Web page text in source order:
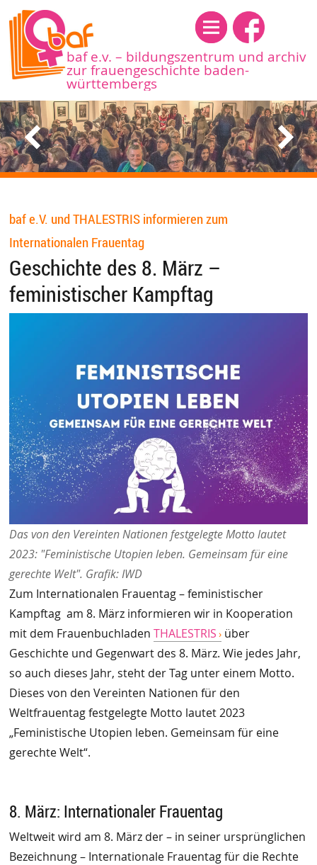
baf e.v. – bildungszentrum und archiv
zur frauengeschichte baden-
württembergs
Menü
baf e.V. und THALESTRIS informieren zum
Internationalen Frauentag
Geschichte des 8. März –
feministischer Kampftag
Das von den Vereinten Nationen festgelegte Motto lautet
2023: "Feministische Utopien leben. Gemeinsam für eine
gerechte Welt". Grafik: IWD
Zum Internationalen Frauentag – feministischer
Kampftag am 8. März informieren wir in Kooperation
mit dem FrauenbuchladenTHALESTRIS über
Geschichte und Gegenwart des 8. März. Wie jedes Jahr,
so auch dieses Jahr, steht der Tag unter einem Motto.
Dieses von den Vereinten Nationen für den
Weltfrauentag festgelegte Motto lautet 2023
„Feministische Utopien leben. Gemeinsam für eine
gerechte Welt“.
8. März: Internationaler Frauentag
Weltweit wird am 8. März der – in seiner ursprünglichen
Bezeichnung – Internationale Frauentag für die Rechte